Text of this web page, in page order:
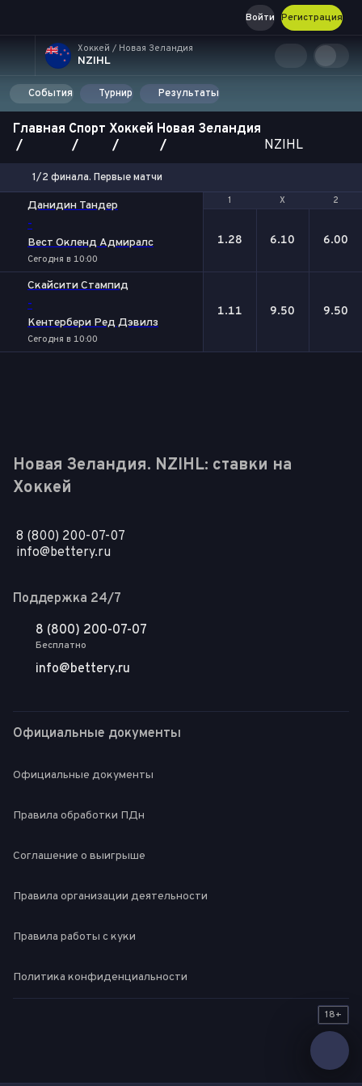
Регистрация
Войти
Хоккей / Новая Зеландия
NZIHL
События Турнир Результаты
Главная Спорт Хоккей Новая Зеландия
NZIHL
1/2 финала. Первые матчи
1 Х 2
Данидин Тандер
-
Вест Окленд Адмиралс
Сегодня в 10:00
1 Х 2
1.28 6.10 6.00
Скайсити Стампид
-
Кентербери Ред Дэвилз
Сегодня в 10:00
1.11 9.50 9.50
Новая Зеландия. NZIHL: ставки на
Хоккей
8 (800) 200-07-07
info@bettery.ru
Поддержка 24/7
8 (800) 200-07-07
Бесплатно
info@bettery.ru
Официальные документы
Официальные документы
Правила обработки ПДн
Соглашение о выигрыше
Правила организации деятельности
Правила работы с куки
Политика конфиденциальности
18+